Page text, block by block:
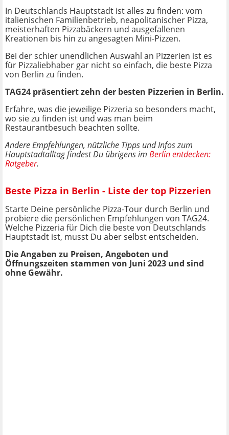
In Deutschlands Hauptstadt ist alles zu finden: vom
italienischen Familienbetrieb, neapolitanischer Pizza,
meisterhaften Pizzabäckern und ausgefallenen
Kreationen bis hin zu angesagten Mini-Pizzen.
Bei der schier unendlichen Auswahl an Pizzerien ist es
für Pizzaliebhaber gar nicht so einfach, die beste Pizza
von Berlin zu finden.
TAG24 präsentiert zehn der besten Pizzerien in Berlin.
Erfahre, was die jeweilige Pizzeria so besonders macht,
wo sie zu finden ist und was man beim
Restaurantbesuch beachten sollte.
Andere Empfehlungen, nützliche Tipps und Infos zum
Hauptstadtalltag findest Du übrigens im Berlin entdecken:
Ratgeber.
Beste Pizza in Berlin - Liste der top Pizzerien
Starte Deine persönliche Pizza-Tour durch Berlin und
probiere die persönlichen Empfehlungen von TAG24.
Welche Pizzeria für Dich die beste von Deutschlands
Hauptstadt ist, musst Du aber selbst entscheiden.
Die Angaben zu Preisen, Angeboten und
Öffnungszeiten stammen von Juni 2023 und sind
ohne Gewähr.